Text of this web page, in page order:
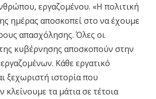
εργαζομένου. «Η πολιτική
ημέρας αποσκοπεί στο να έχουμε
απασχόλησης. Όλες οι
κυβέρνησης αποσκοπούν στην
Κάθε εργατικό
ξεχωριστή ιστορία που
κλείνουμε τα μάτια σε τέτοια